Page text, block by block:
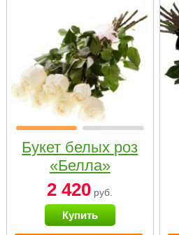
Букет белых роз
«Белла»
2 420 руб.
Купить